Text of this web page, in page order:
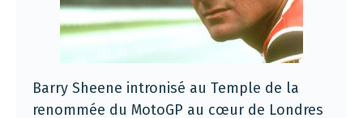
Barry Sheene intronisé au Temple de la
renommée du MotoGP au cœur de Londres